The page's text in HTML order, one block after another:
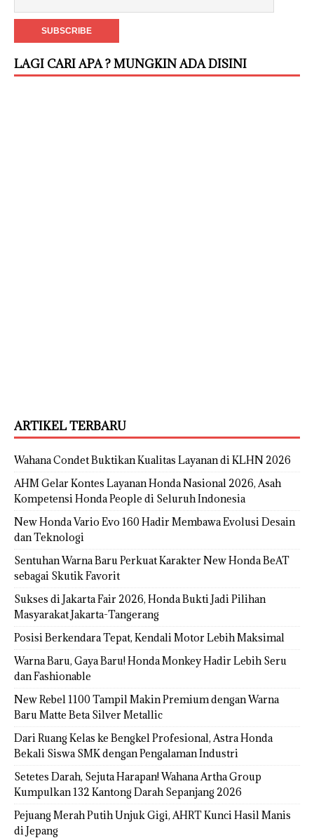
LAGI CARI APA ? MUNGKIN ADA DISINI
ARTIKEL TERBARU
Wahana Condet Buktikan Kualitas Layanan di KLHN 2026
AHM Gelar Kontes Layanan Honda Nasional 2026, Asah
Kompetensi Honda People di Seluruh Indonesia
New Honda Vario Evo 160 Hadir Membawa Evolusi Desain
dan Teknologi
Sentuhan Warna Baru Perkuat Karakter New Honda BeAT
sebagai Skutik Favorit
Sukses di Jakarta Fair 2026, Honda Bukti Jadi Pilihan
Masyarakat Jakarta-Tangerang
Posisi Berkendara Tepat, Kendali Motor Lebih Maksimal
Warna Baru, Gaya Baru! Honda Monkey Hadir Lebih Seru
dan Fashionable
New Rebel 1100 Tampil Makin Premium dengan Warna
Baru Matte Beta Silver Metallic
Dari Ruang Kelas ke Bengkel Profesional, Astra Honda
Bekali Siswa SMK dengan Pengalaman Industri
Setetes Darah, Sejuta Harapan! Wahana Artha Group
Kumpulkan 132 Kantong Darah Sepanjang 2026
Pejuang Merah Putih Unjuk Gigi, AHRT Kunci Hasil Manis
di Jepang